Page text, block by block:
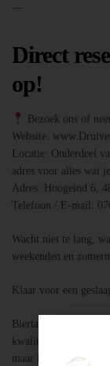
—
Direct
op!
Bezoek ons of
Website:
Locatie: Onderdeel
adres voor alles wat
Adres: Hoogeind 6,
Telefoon / E-mail:
Wacht niet te lang,
weekenden en
Klaar voor een
Biertap huren
kwaliteit en service
maar komen!